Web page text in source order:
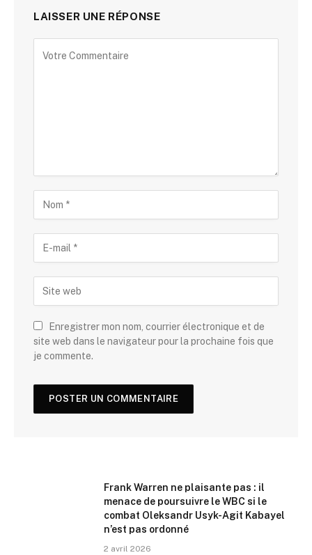
LAISSER UNE RÉPONSE
Enregistrer mon nom, courrier électronique et de
site web dans le navigateur pour la prochaine fois que
je commente.
Frank Warren ne plaisante pas : il
menace de poursuivre le WBC si le
combat Oleksandr Usyk-Agit Kabayel
n’est pas ordonné
2 avril 2026